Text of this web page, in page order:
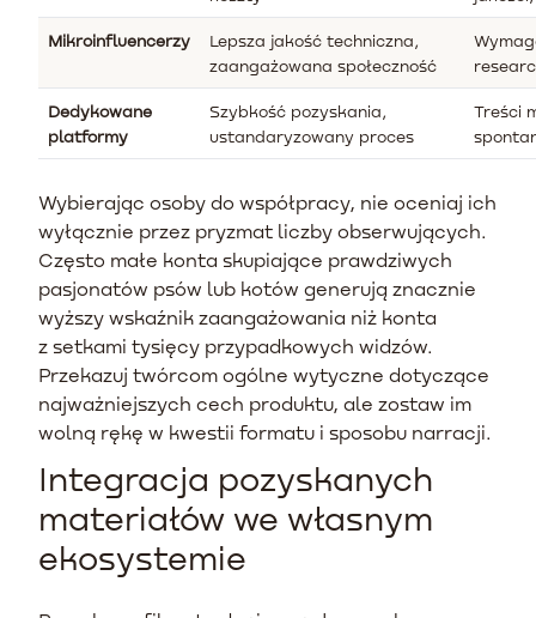
Mikroinfluencerzy
Lepsza jakość techniczna,
zaangażowana społeczność
Dedykowane
platformy
Szybkość pozyskania,
ustandaryzowany proces
Treści
Wybierając osoby do współpracy, nie oceniaj ich
wyłącznie przez pryzmat liczby obserwujących.
Często małe konta skupiające prawdziwych
pasjonatów psów lub kotów generują znacznie
wyższy wskaźnik zaangażowania niż konta
z setkami tysięcy przypadkowych widzów.
Przekazuj twórcom ogólne wytyczne dotyczące
najważniejszych cech produktu, ale zostaw im
wolną rękę w kwestii formatu i sposobu narracji.
Integracja pozyskanych
materiałów we własnym
ekosystemie